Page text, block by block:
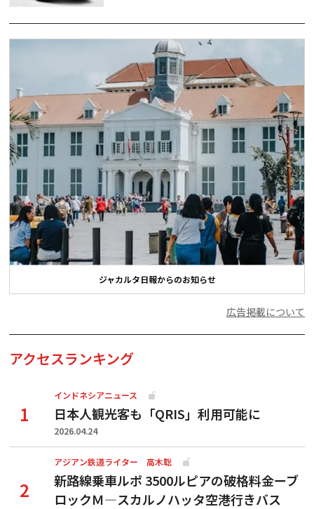
ジャカルタ日報からのお知らせ
広告掲載について
アクセスランキング
インドネシアニュース
日本人観光客も「QRIS」利用可能に
2026.04.24
アジアン鉄道ライター 高木聡
新路線乗車ルポ 3500ルピアの破格料金ーブ
ロックＭ―スカルノハッタ空港行きバス